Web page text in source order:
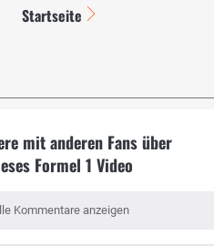
Startseite
mit anderen Fans über
Formel 1 Video
Kommentare anzeigen